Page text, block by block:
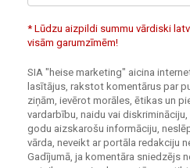
* Lūdzu aizpildi summu vārdiski
visām garumzīmēm!
SIA "heise marketing" aicina
lasītājus, rakstot komentārus par
ziņām, ievērot morāles, ētikas un
vardarbību, naidu vai
godu aizskarošu informāciju,
vārda, neveikt ar portāla redakciju
Gadījumā, ja komentāra sniedzējs